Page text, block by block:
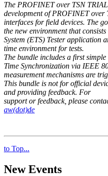
The PROFINET over TSN
development of PROFINET over
interfaces for field devices. The
the new environment that
System (ETS) Tester application
time environment for tests.
The bundle includes a first
Time Synchronization via IEEE
measurement mechanisms are
This bundle is not for official
and providing feedback. For
support or feedback, please
aw(dot)de
to Top...
New Events